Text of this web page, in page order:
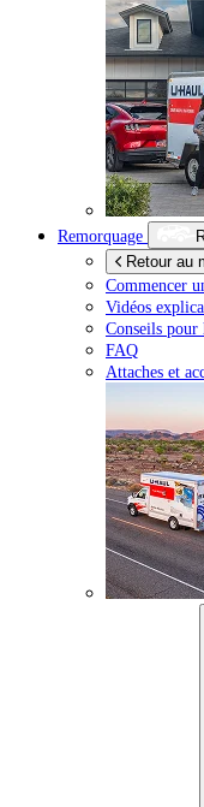
Remorquage
Retour au
Commencer
Vidéos
Conseils pour
FAQ
Attaches et